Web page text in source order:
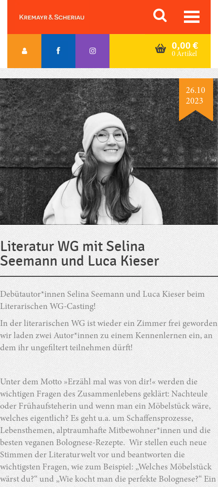
content
Orac K&S
0,00 €
0 Artikel
26.10
2023
Literatur WG mit Selina
Seemann und Luca Kieser
Debütautor*innen Selina Seemann und Luca Kieser beim
Literarischen WG-Casting!
In der literarischen WG ist wieder ein Zimmer frei geworden
wir laden zwei Autor*innen zu einem Kennenlernen ein, an
dem ihr ungefiltert teilnehmen dürft!
Unter dem Motto »Erzähl mal was von dir!« werden die
wichtigen Fragen des Zusammenlebens geklärt: Nachteule
oder Frühaufsteherin und wenn man ein Möbelstück wäre,
welches eigentlich? Es geht u.a. um Schaffensprozesse,
Lebensthemen, alptraumhafte Mitbewohner*innen und die
besten veganen Bolognese-Rezepte. Wir stellen euch neue
Stimmen der Literaturwelt vor und beantworten die
wichtigsten Fragen, wie zum Beispiel: „Welches Möbelstück
wärst du?“ und „Wie kocht man die perfekte Bolognese?“ Ein